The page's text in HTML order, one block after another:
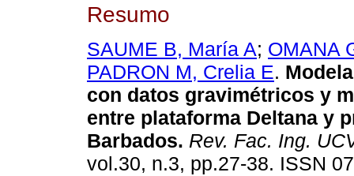
Resumo
SAUME B, María A; OMANA
PADRON M, Crelia E.
con datos gravimétricos y
entre plataforma Deltana y
Barbados. Rev. Fac. Ing.
vol.30, n.3, pp.27-38. ISSN